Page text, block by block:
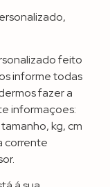
feito
informe todas
fazer a
informaçoes:
kg, cm
corrente